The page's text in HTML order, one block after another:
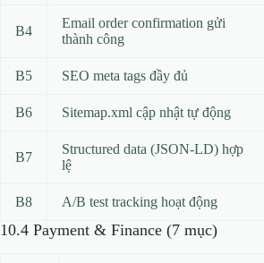
B4
Email order confirmation gửi
thành công
B5 SEO meta tags đầy đủ
B6 Sitemap.xml cập nhật tự động
B7
Structured data (JSON‑LD) hợp
lệ
B8 A/B test tracking hoạt động
10.4 Payment & Finance (7 mục)